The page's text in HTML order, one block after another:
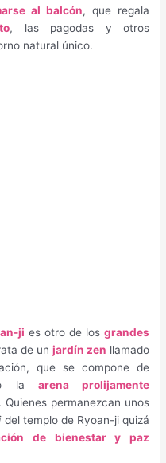
al balcón, que regala
, las pagodas y otros
natural único.
ji es otro de los grandes
de un jardín zen llamado
que se compone de
la arena prolijamente
permanezcan unos
del templo de Ryoan-ji quizá
de bienestar y paz